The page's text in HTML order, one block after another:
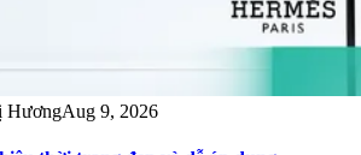
HươngAug 9, 2026